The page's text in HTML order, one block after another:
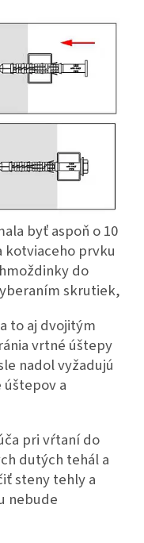
byť aspoň o 10
kotviaceho prvku
do
skrutiek,
to aj dvojitým
vrtné úštepy
nadol vyžadujú
a
pri vŕtaní do
dutých tehál a
steny tehly a
nebude